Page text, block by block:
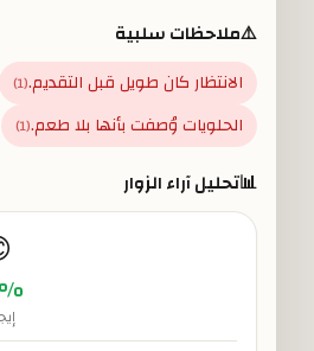
⚠️ملاحظات سلبية
الانتظار كان طويل قبل التقديم.(
1
)
الحلويات وُصفت بأنها بلا طعم.(
1
)
📊تحليل آراء الزوار
%